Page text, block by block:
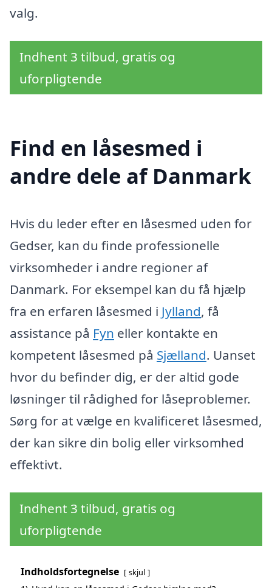
valg.
Indhent 3 tilbud, gratis og
uforpligtende
Find en låsesmed i
andre dele af Danmark
Hvis du leder efter en låsesmed uden for
Gedser, kan du finde professionelle
virksomheder i andre regioner af
Danmark. For eksempel kan du få hjælp
fra en erfaren låsesmed i Jylland, få
assistance på Fyn eller kontakte en
kompetent låsesmed på Sjælland. Uanset
hvor du befinder dig, er der altid gode
løsninger til rådighed for låseproblemer.
Sørg for at vælge en kvalificeret låsesmed,
der kan sikre din bolig eller virksomhed
effektivt.
Indhent 3 tilbud, gratis og
uforpligtende
Indholdsfortegnelse skjul